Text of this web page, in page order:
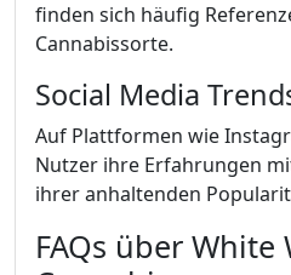
finden sich häufig
Cannabissorte.
Social Media
Auf Plattformen wie
Nutzer ihre Erfahrungen
ihrer anhaltenden
FAQs über White